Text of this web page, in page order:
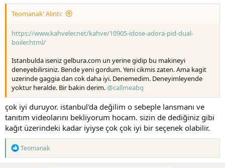
Teomanak' Alıntı:
https://www.kahveler.net/kahve/10905-idose-adora-pid-dual-
boiler.html/
Istanbulda iseniz gelbura.com un yerine gidip bu makineyi
deneyebilirsiniz. Bende yeni gordum. Yeni cikmis zaten. Ama kagit
uzerinde gaggia dan cok daha iyi. Denemedim. Deneyimleyende
yoktur heralde. Bir bakin derim.@callmeabq
çok iyi duruyor. istanbul'da değilim o sebeple lansmanı ve
tanıtım videolarını bekliyorum hocam. sizin de dediğiniz gibi
kağıt üzerindeki kadar iyiyse çok çok iyi bir seçenek olabilir.
T
p
Teomanak